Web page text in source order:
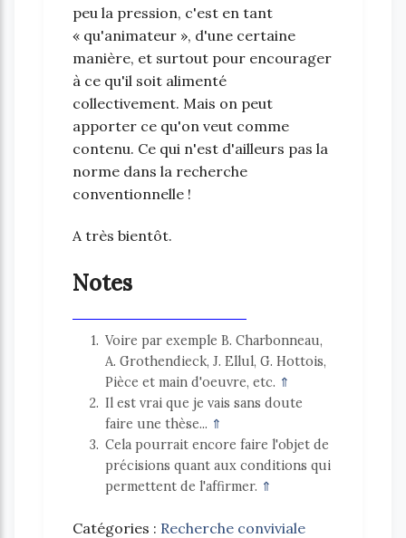
peu la pression, c'est en tant
« qu'animateur », d'une certaine
manière, et surtout pour encourager
à ce qu'il soit alimenté
collectivement. Mais on peut
apporter ce qu'on veut comme
contenu. Ce qui n'est d'ailleurs pas la
norme dans la recherche
conventionnelle !
A très bientôt.
Notes
1 Voire par exemple B. Charbonneau,
A. Grothendieck, J. Ellul, G. Hottois,
Pièce et main d'oeuvre, etc. ⇑
2 Il est vrai que je vais sans doute
faire une thèse... ⇑
3
Cela pourrait encore faire l'objet de
précisions quant aux conditions qui
permettent de l'affirmer. ⇑
Catégories : Recherche conviviale